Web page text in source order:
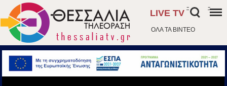
ΟΛΑ ΤΑ ΒΙΝΤΕΟ
LIVE TV
- -